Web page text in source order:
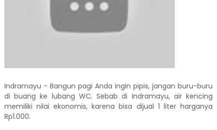
Indramayu - Bangun pagi Anda ingin pipis, jangan buru-buru
di buang ke lubang WC. Sebab di Indramayu, air kencing
memiliki nilai ekonomis, karena bisa dijual 1 liter harganya
Rp1.000.